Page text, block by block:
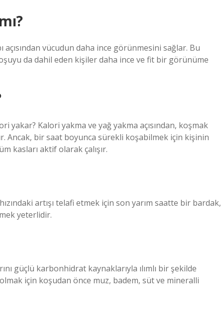
açısından vücudun daha ince görünmesini sağlar. Bu
da dahil eden kişiler daha ince ve fit bir görünüme
yakar? Kalori yakma ve yağ yakma açısından, koşmak
Ancak, bir saat boyunca sürekli koşabilmek için kişinin
kasları aktif olarak çalışır.
artışı telafi etmek için son yarım saatte bir bardak,
yeterlidir.
güçlü karbonhidrat kaynaklarıyla ılımlı bir şekilde
için koşudan önce muz, badem, süt ve mineralli